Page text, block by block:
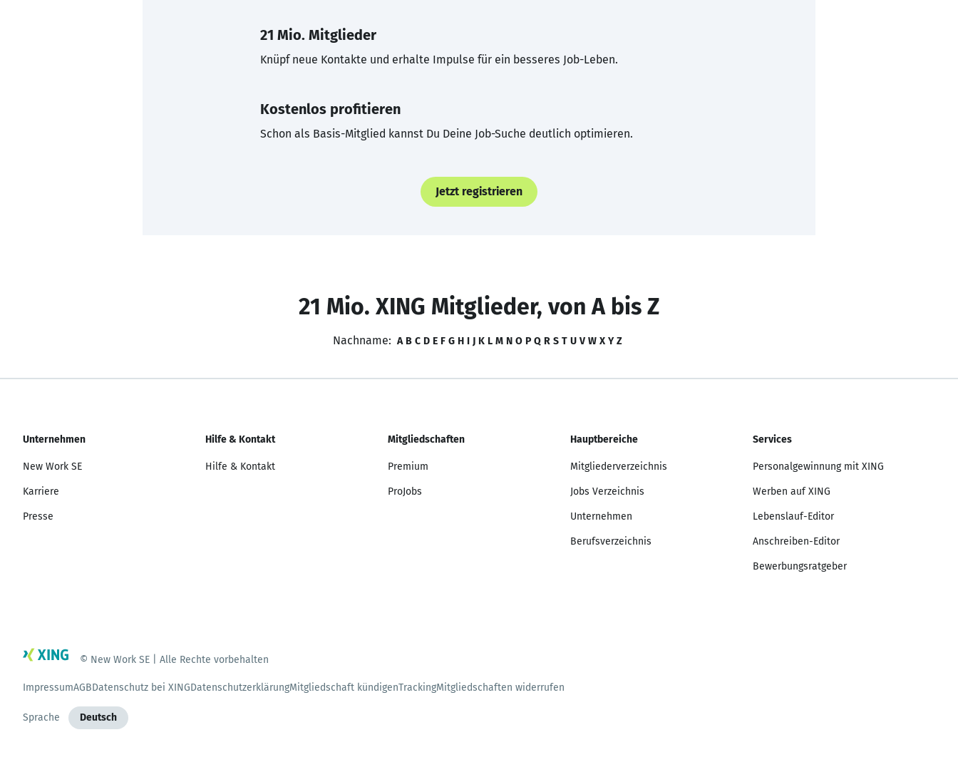
21 Mio. Mitglieder
Knüpf neue Kontakte und erhalte Impulse für ein besseres Job-Leben.
Kostenlos profitieren
Schon als Basis-Mitglied kannst Du Deine Job-Suche deutlich optimieren.
Jetzt registrieren
21 Mio. XING Mitglieder, von A bis Z
Nachname: A B C D E F G H I J K L M N O P Q R S T U V W X Y Z
Unternehmen
New Work SE
Karriere
Presse
Hilfe & Kontakt
Hilfe & Kontakt
Mitgliedschaften
Premium
ProJobs
Hauptbereiche
Mitgliederverzeichnis
Jobs Verzeichnis
Unternehmen
Berufsverzeichnis
Services
Personalgewinnung mit XING
Werben auf XING
Lebenslauf-Editor
Anschreiben-Editor
Bewerbungsratgeber
© New Work SE | Alle Rechte vorbehalten
ImpressumAGBDatenschutz bei XINGDatenschutzerklärungMitgliedschaft kündigenTrackingMitgliedschaften widerrufen
Sprache Deutsch